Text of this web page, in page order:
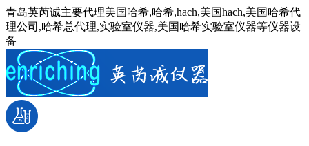
青岛英芮诚主要代理美国哈希,哈希,hach,美国hach,美国哈希代
理公司,哈希总代理,实验室仪器,美国哈希实验室仪器等仪器设
备